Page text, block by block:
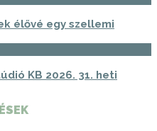
élővé egy szellemi
KB 2026. 31. heti